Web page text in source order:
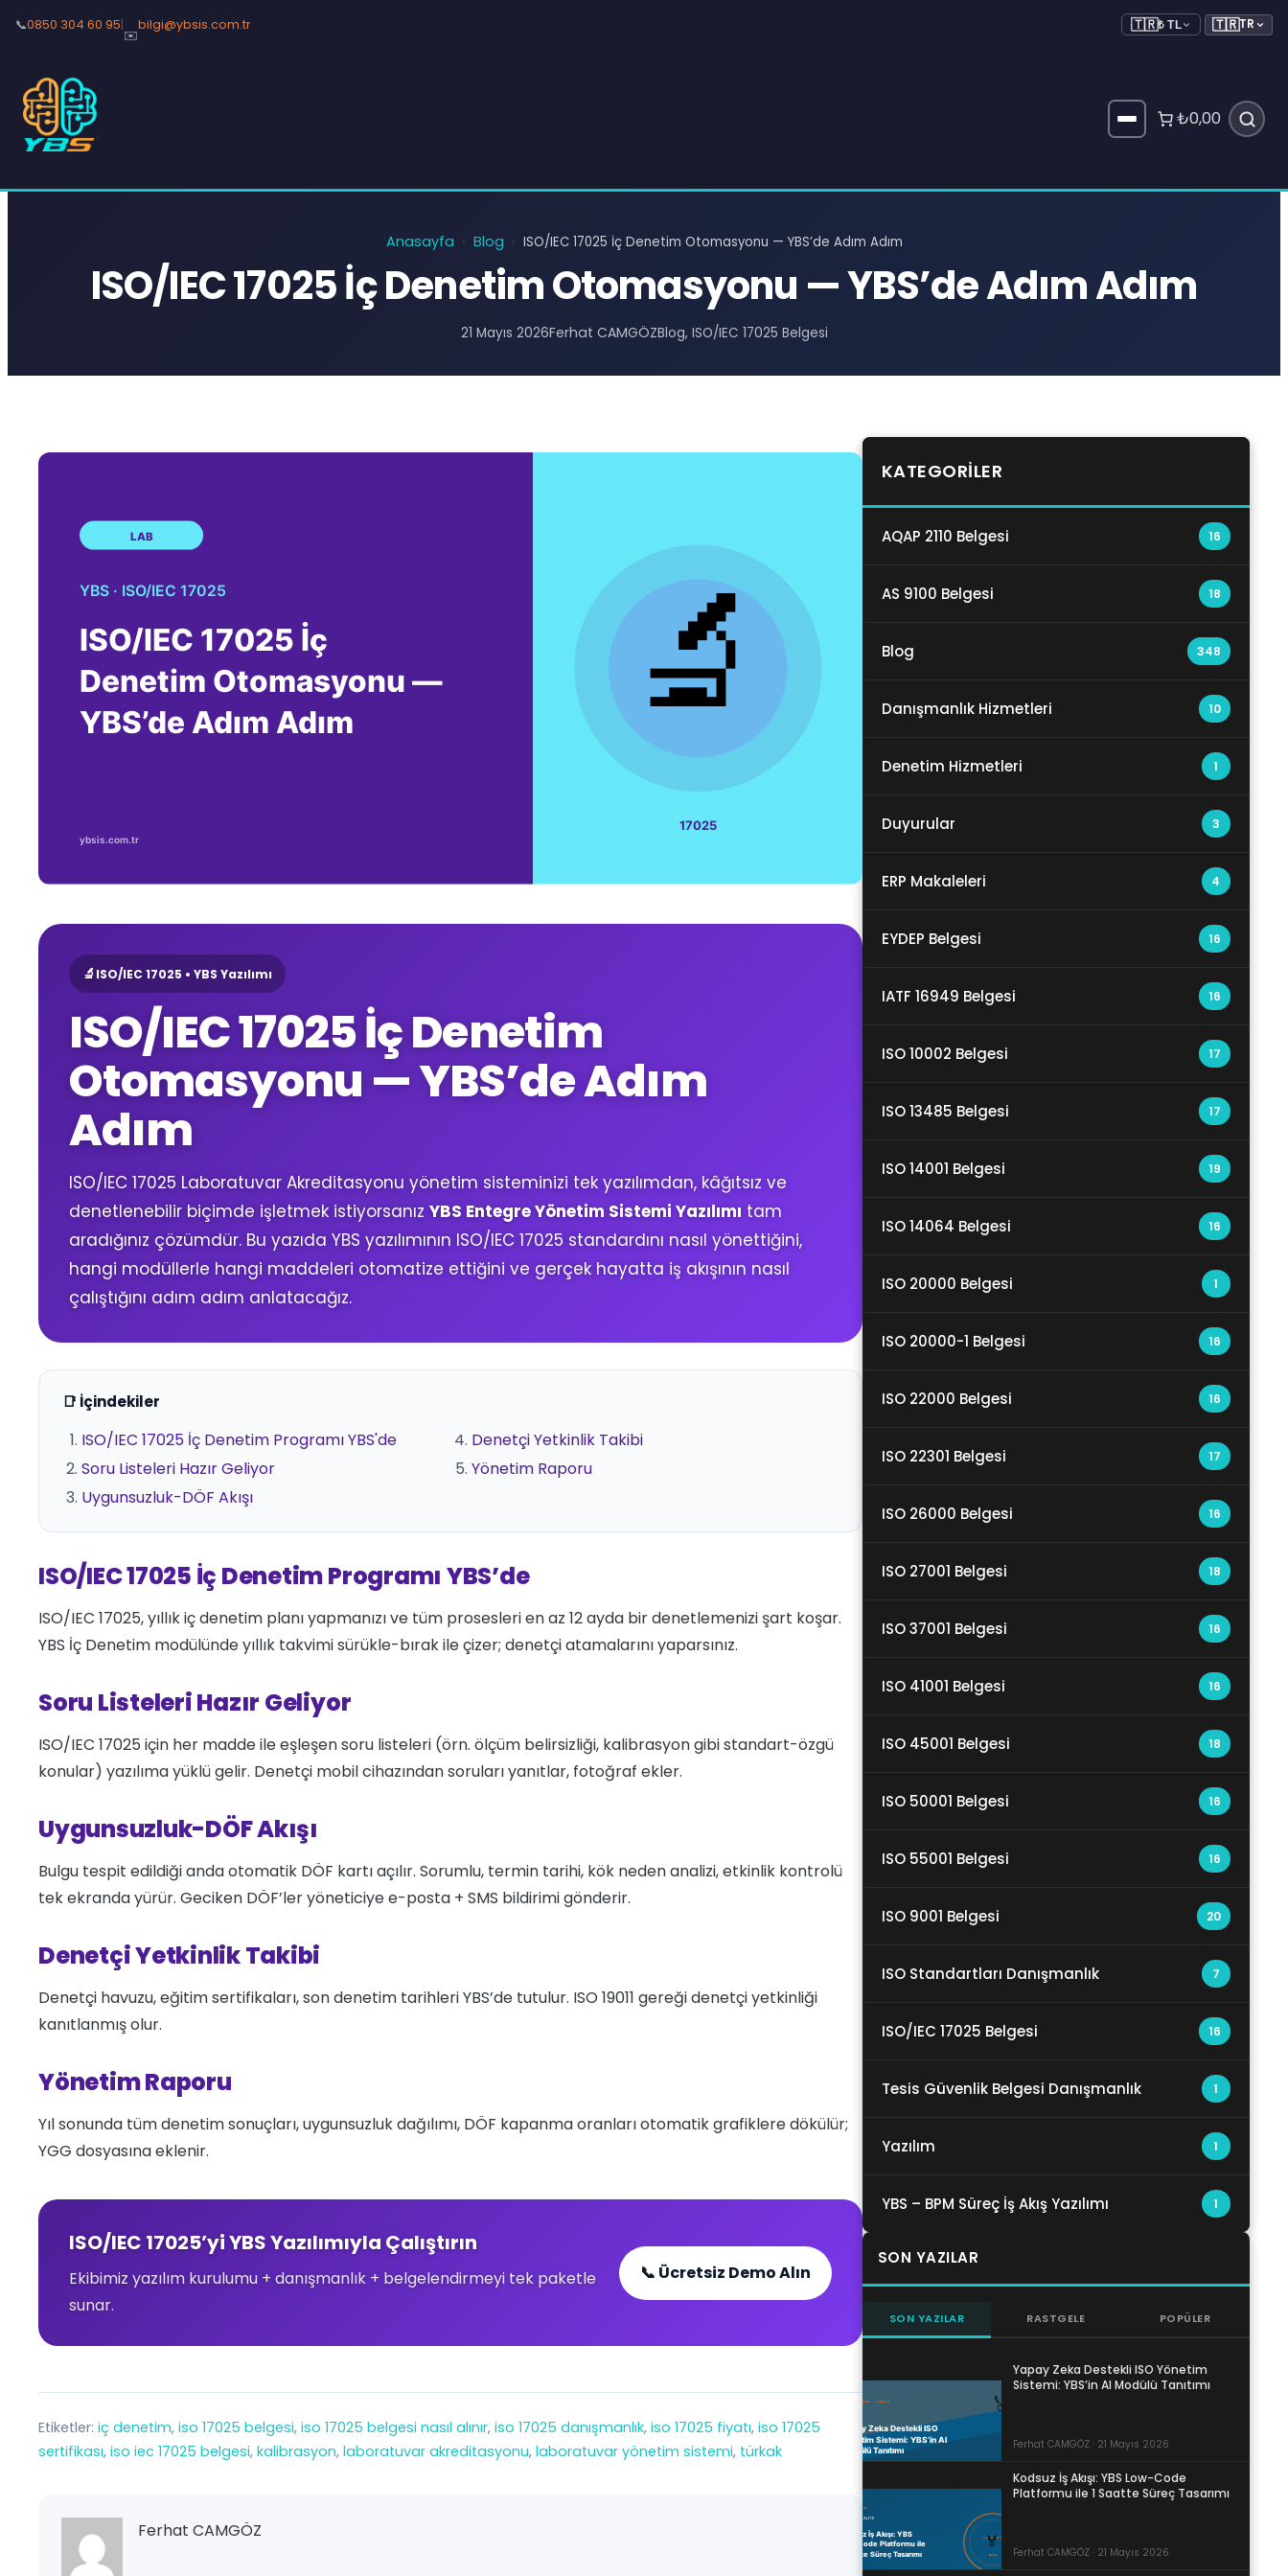
📞0850 304 60 95|
✉️
bilgi@ybsis.com.tr 🇹🇷₺ TL 🇹🇷TR
₺0,00
Anasayfa › Blog › ISO/IEC 17025 İç Denetim Otomasyonu — YBS’de Adım Adım
ISO/IEC 17025 İç Denetim Otomasyonu — YBS’de Adım Adım
21 Mayıs 2026Ferhat CAMGÖZBlog, ISO/IEC 17025 Belgesi
🔬 ISO/IEC 17025 • YBS Yazılımı
ISO/IEC 17025 İç Denetim
Otomasyonu — YBS’de Adım
Adım
ISO/IEC 17025 Laboratuvar Akreditasyonu yönetim sisteminizi tek yazılımdan, kâğıtsız ve
denetlenebilir biçimde işletmek istiyorsanız YBS Entegre Yönetim Sistemi Yazılımı tam
aradığınız çözümdür. Bu yazıda YBS yazılımının ISO/IEC 17025 standardını nasıl yönettiğini,
hangi modüllerle hangi maddeleri otomatize ettiğini ve gerçek hayatta iş akışının nasıl
çalıştığını adım adım anlatacağız.
📑 İçindekiler
ISO/IEC 17025 İç Denetim Programı YBS'de
Soru Listeleri Hazır Geliyor
Uygunsuzluk-DÖF Akışı
Denetçi Yetkinlik Takibi
Yönetim Raporu
ISO/IEC 17025 İç Denetim Programı YBS’de
ISO/IEC 17025, yıllık iç denetim planı yapmanızı ve tüm prosesleri en az 12 ayda bir denetlemenizi şart koşar.
YBS İç Denetim modülünde yıllık takvimi sürükle-bırak ile çizer; denetçi atamalarını yaparsınız.
Soru Listeleri Hazır Geliyor
ISO/IEC 17025 için her madde ile eşleşen soru listeleri (örn. ölçüm belirsizliği, kalibrasyon gibi standart-özgü
konular) yazılıma yüklü gelir. Denetçi mobil cihazından soruları yanıtlar, fotoğraf ekler.
Uygunsuzluk-DÖF Akışı
Bulgu tespit edildiği anda otomatik DÖF kartı açılır. Sorumlu, termin tarihi, kök neden analizi, etkinlik kontrolü
tek ekranda yürür. Geciken DÖF’ler yöneticiye e-posta + SMS bildirimi gönderir.
Denetçi Yetkinlik Takibi
Denetçi havuzu, eğitim sertifikaları, son denetim tarihleri YBS’de tutulur. ISO 19011 gereği denetçi yetkinliği
kanıtlanmış olur.
Yönetim Raporu
Yıl sonunda tüm denetim sonuçları, uygunsuzluk dağılımı, DÖF kapanma oranları otomatik grafiklere dökülür;
YGG dosyasına eklenir.
ISO/IEC 17025’yi YBS Yazılımıyla Çalıştırın
Ekibimiz yazılım kurulumu + danışmanlık + belgelendirmeyi tek paketle
sunar.
📞 Ücretsiz Demo Alın
Etiketler: iç denetim, iso 17025 belgesi, iso 17025 belgesi nasıl alınır, iso 17025 danışmanlık, iso 17025 fiyatı, iso 17025
sertifikası, iso iec 17025 belgesi, kalibrasyon, laboratuvar akreditasyonu, laboratuvar yönetim sistemi, türkak
Ferhat CAMGÖZ
KATEGORILER
AQAP 2110 Belgesi 16
AS 9100 Belgesi 18
Blog 348
Danışmanlık Hizmetleri 10
Denetim Hizmetleri 1
Duyurular 3
ERP Makaleleri 4
EYDEP Belgesi 16
IATF 16949 Belgesi 16
ISO 10002 Belgesi 17
ISO 13485 Belgesi 17
ISO 14001 Belgesi 19
ISO 14064 Belgesi 16
ISO 20000 Belgesi 1
ISO 20000-1 Belgesi 16
ISO 22000 Belgesi 16
ISO 22301 Belgesi 17
ISO 26000 Belgesi 16
ISO 27001 Belgesi 18
ISO 37001 Belgesi 16
ISO 41001 Belgesi 16
ISO 45001 Belgesi 18
ISO 50001 Belgesi 16
ISO 55001 Belgesi 16
ISO 9001 Belgesi 20
ISO Standartları Danışmanlık 7
ISO/IEC 17025 Belgesi 16
Tesis Güvenlik Belgesi Danışmanlık 1
Yazılım 1
YBS – BPM Süreç İş Akış Yazılımı 1
SON YAZILAR
SON YAZILAR RASTGELE POPÜLER
Yapay Zeka Destekli ISO Yönetim
Sistemi: YBS’in AI Modülü Tanıtımı
Ferhat CAMGÖZ · 21 Mayıs 2026
Kodsuz İş Akışı: YBS Low-Code
Platformu ile 1 Saatte Süreç Tasarımı
Ferhat CAMGÖZ · 21 Mayıs 2026